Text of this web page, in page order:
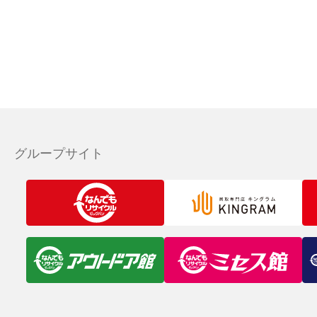
グループサイト